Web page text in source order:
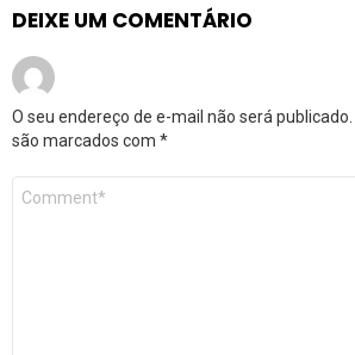
DEIXE UM COMENTÁRIO
O seu endereço de e-mail não será publicado.
são marcados com *
Comentário